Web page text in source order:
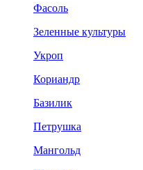
Фасоль
Зеленные культуры
Укроп
Кориандр
Базилик
Петрушка
Мангольд